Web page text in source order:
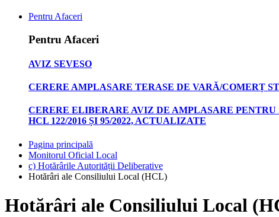
Pentru Afaceri
Pentru Afaceri
AVIZ SEVESO
CERERE AMPLASARE TERASE DE VARĂ/COMERȚ
CERERE ELIBERARE AVIZ DE AMPLASARE
HCL 122/2016 ȘI 95/2022, ACTUALIZATE
Pagina principală
Monitorul Oficial Local
c) Hotărârile Autorității Deliberative
Hotărâri ale Consiliului Local (HCL)
Hotărâri ale Consiliului Local